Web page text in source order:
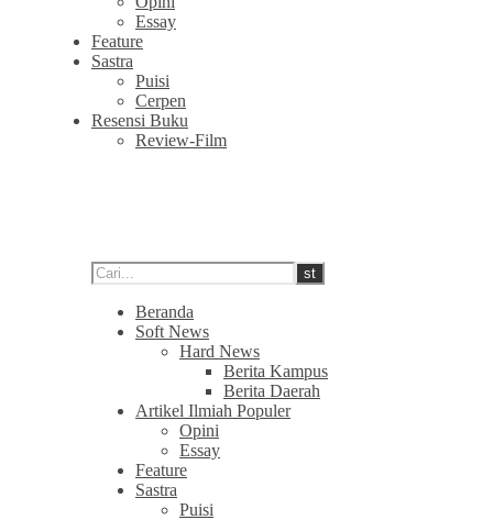
Essay
Feature
Sastra
Puisi
Cerpen
Resensi Buku
Review-Film
Beranda
Soft News
Hard News
Berita Kampus
Berita Daerah
Artikel Ilmiah Populer
Opini
Essay
Feature
Sastra
Puisi